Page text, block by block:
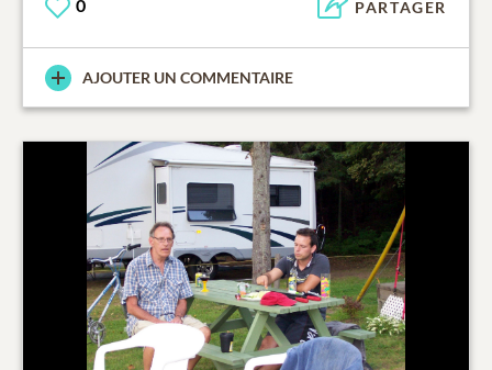
0 PARTAGER
AJOUTER UN COMMENTAIRE